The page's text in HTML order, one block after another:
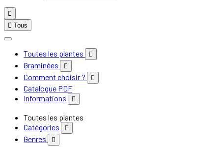

 Tous
Toutes les plantes 
Graminées 
Comment choisir ? 
Catalogue PDF
Informations

Toutes les plantes
Catégories

Genres 